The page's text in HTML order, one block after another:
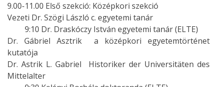
9.00-11.00 Első szekció: Középkori szekció
Vezeti Dr. Szögi László c. egyetemi tanár
9:10 Dr. Draskóczy István egyetemi tanár (ELTE)
Dr. Gábriel Asztrik  a középkori egyetemtörténet
kutatója
Dr. Astrik L. Gabriel  Historiker der Universitäten des
Mittelalter